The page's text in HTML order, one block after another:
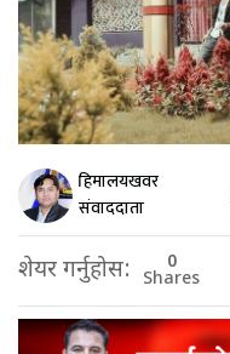
हिमालयखवर
संवाददाता
शेयर गर्नुहोस: 0
Shares